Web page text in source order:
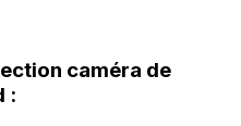
caméra de
: